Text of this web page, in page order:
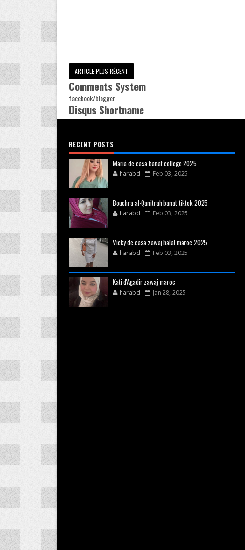
ARTICLE PLUS RÉCENT
Comments System
facebook/blogger
Disqus Shortname
RECENT POSTS
Maria de casa banat college 2025
harabd Feb 03, 2025
Bouchra al-Qanitrah banat tiktok 2025
harabd Feb 03, 2025
Vicky de casa zawaj halal maroc 2025
harabd Feb 03, 2025
Kati d'Agadir zawaj maroc
harabd Jan 28, 2025